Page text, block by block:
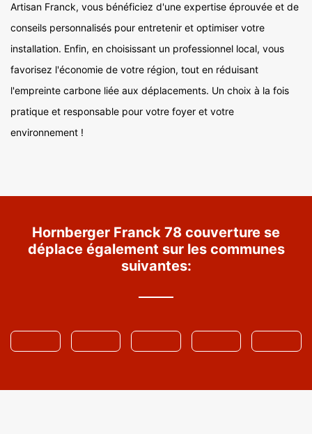
Artisan Franck, vous bénéficiez d'une expertise éprouvée et de
conseils personnalisés pour entretenir et optimiser votre
installation. Enfin, en choisissant un professionnel local, vous
favorisez l'économie de votre région, tout en réduisant
l'empreinte carbone liée aux déplacements. Un choix à la fois
pratique et responsable pour votre foyer et votre
environnement !
Hornberger Franck 78 couverture se
déplace également sur les communes
suivantes: